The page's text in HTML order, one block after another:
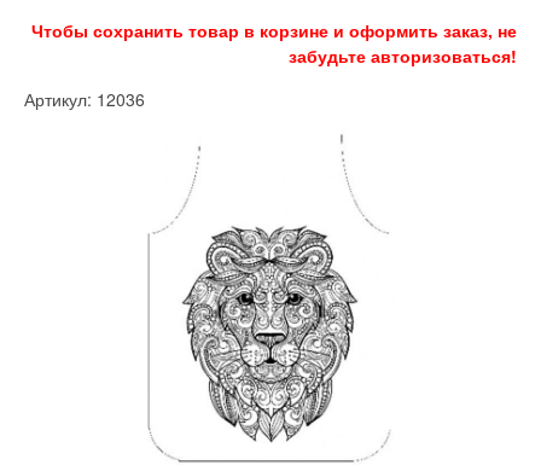
Чтобы сохранить товар в корзине и оформить заказ, не
забудьте авторизоваться!
Артикул: 12036